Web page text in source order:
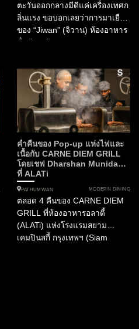
ตะวันออกกลางมีดีแค่เครื่องเทศก
ลิ่นแรง ขอบอกเลยว่าการมาเยือน
ของ “Jiwan” (จิวาน) ห้องอาหาร
ชื่อดังระดับ Michelin Guide
ครั้งนี้ จะเปลี่ยนความคิดของคุณ
ไปตลอดกาล เพราะนี่คือการผสม
ผสานระหว่างมรดกทาง
วัฒนธรรมอาหรับ และเทคนิคการ
ปรุงชั้นสูงภายใต้ปรัชญาของ
ไอคอนระดับโลกอย่าง อลัง ดู
คาส...
ค่ำคืนของ Pop-up แห่งไฟและ
เนื้อกับ CARNE DIEM GRILL
โดยเชฟ Dharshan Munidasa
ที่ ALATi
PATHUMWAN MODERN DINING
ตลอด 4 คืนของ CARNE DIEM
GRILL ที่ห้องอาหารอลาตี้
(ALATi) แห่งโรงแรมสยาม
เคมปินสกี้ กรุงเทพฯ (Siam